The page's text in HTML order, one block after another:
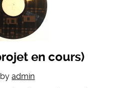
en cours)
byadmin